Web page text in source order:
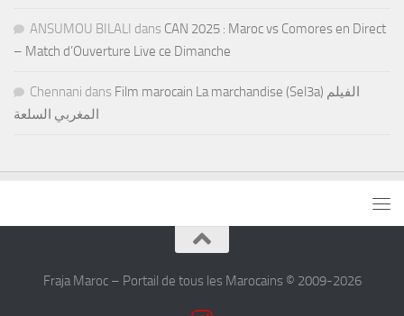
ANSUMOU BILALI dans CAN 2025 : Maroc vs Comores en Direct
– Match d’Ouverture Live ce Dimanche
Chennani dans Film marocain La marchandise (Sel3a) الفيلم
المغربي السلعة
Fraja Maroc – Portail de tous les Marocains © 2009-2026